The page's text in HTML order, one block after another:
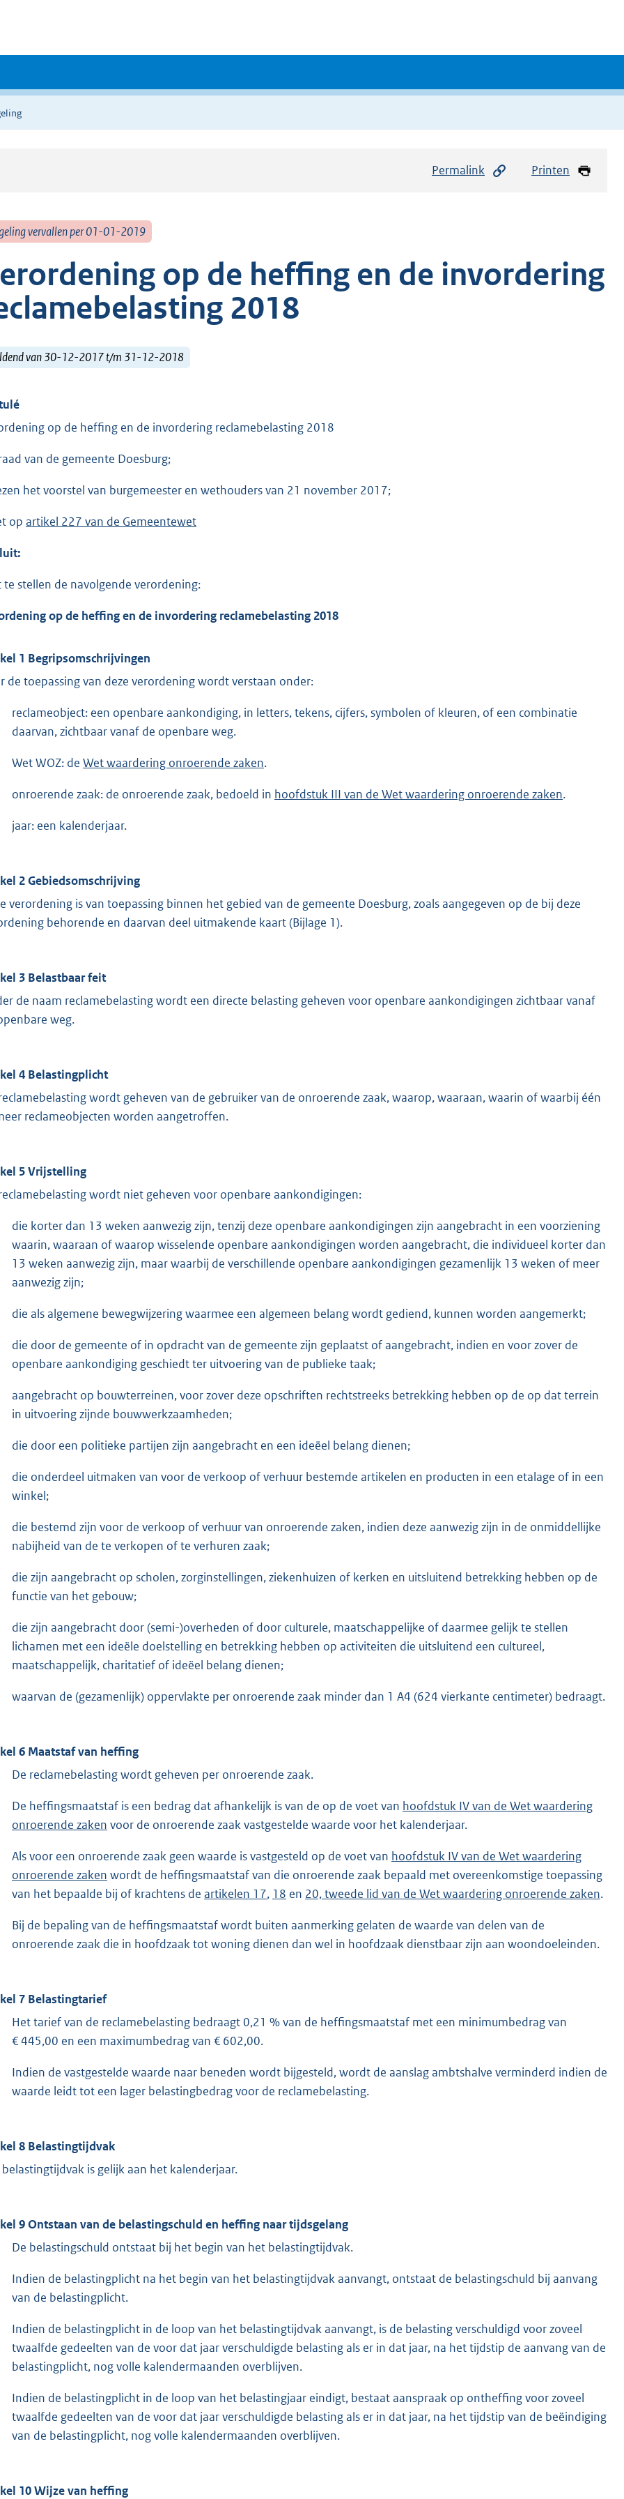
Permalink Printen
vervallen per 01-01-2019
op de heffing en de invordering
2018
van 30-12-2017 t/m 31-12-2018
op de heffing en de invordering reclamebelasting 2018
van de gemeente Doesburg;
het voorstel van burgemeester en wethouders van 21 november 2017;
op artikel 227 van de Gemeentewet
te stellen de navolgende verordening:
op de heffing en de invordering reclamebelasting 2018
1 Begripsomschrijvingen
de toepassing van deze verordening wordt verstaan onder:
reclameobject: een openbare aankondiging, in letters, tekens, cijfers, symbolen of kleuren, of een combinatie
daarvan, zichtbaar vanaf de openbare weg.
Wet WOZ: de Wet waardering onroerende zaken.
onroerende zaak: de onroerende zaak, bedoeld in hoofdstuk III van de Wet waardering onroerende zaken.
jaar: een kalenderjaar.
2 Gebiedsomschrijving
verordening is van toepassing binnen het gebied van de gemeente Doesburg, zoals aangegeven op de bij deze
behorende en daarvan deel uitmakende kaart (Bijlage 1).
3 Belastbaar feit
de naam reclamebelasting wordt een directe belasting geheven voor openbare aankondigingen zichtbaar vanaf
weg.
4 Belastingplicht
wordt geheven van de gebruiker van de onroerende zaak, waarop, waaraan, waarin of waarbij één
reclameobjecten worden aangetroffen.
5 Vrijstelling
wordt niet geheven voor openbare aankondigingen:
die korter dan 13 weken aanwezig zijn, tenzij deze openbare aankondigingen zijn aangebracht in een voorziening
waarin, waaraan of waarop wisselende openbare aankondigingen worden aangebracht, die individueel korter dan
13 weken aanwezig zijn, maar waarbij de verschillende openbare aankondigingen gezamenlijk 13 weken of meer
aanwezig zijn;
die als algemene bewegwijzering waarmee een algemeen belang wordt gediend, kunnen worden aangemerkt;
die door de gemeente of in opdracht van de gemeente zijn geplaatst of aangebracht, indien en voor zover de
openbare aankondiging geschiedt ter uitvoering van de publieke taak;
aangebracht op bouwterreinen, voor zover deze opschriften rechtstreeks betrekking hebben op de op dat terrein
in uitvoering zijnde bouwwerkzaamheden;
die door een politieke partijen zijn aangebracht en een ideëel belang dienen;
die onderdeel uitmaken van voor de verkoop of verhuur bestemde artikelen en producten in een etalage of in een
winkel;
die bestemd zijn voor de verkoop of verhuur van onroerende zaken, indien deze aanwezig zijn in de onmiddellijke
nabijheid van de te verkopen of te verhuren zaak;
die zijn aangebracht op scholen, zorginstellingen, ziekenhuizen of kerken en uitsluitend betrekking hebben op de
functie van het gebouw;
die zijn aangebracht door (semi-)overheden of door culturele, maatschappelijke of daarmee gelijk te stellen
lichamen met een ideële doelstelling en betrekking hebben op activiteiten die uitsluitend een cultureel,
maatschappelijk, charitatief of ideëel belang dienen;
waarvan de (gezamenlijk) oppervlakte per onroerende zaak minder dan 1 A4 (624 vierkante centimeter) bedraagt.
6 Maatstaf van heffing
De reclamebelasting wordt geheven per onroerende zaak.
De heffingsmaatstaf is een bedrag dat afhankelijk is van de op de voet van hoofdstuk IV van de Wet waardering
onroerende zaken voor de onroerende zaak vastgestelde waarde voor het kalenderjaar.
Als voor een onroerende zaak geen waarde is vastgesteld op de voet van hoofdstuk IV van de Wet waardering
onroerende zaken wordt de heffingsmaatstaf van die onroerende zaak bepaald met overeenkomstige toepassing
van het bepaalde bij of krachtens de artikelen 17, 18 en 20, tweede lid van de Wet waardering onroerende zaken.
Bij de bepaling van de heffingsmaatstaf wordt buiten aanmerking gelaten de waarde van delen van de
onroerende zaak die in hoofdzaak tot woning dienen dan wel in hoofdzaak dienstbaar zijn aan woondoeleinden.
7 Belastingtarief
Het tarief van de reclamebelasting bedraagt 0,21 % van de heffingsmaatstaf met een minimumbedrag van
€ 445,00 en een maximumbedrag van € 602,00.
Indien de vastgestelde waarde naar beneden wordt bijgesteld, wordt de aanslag ambtshalve verminderd indien de
waarde leidt tot een lager belastingbedrag voor de reclamebelasting.
8 Belastingtijdvak
is gelijk aan het kalenderjaar.
9 Ontstaan van de belastingschuld en heffing naar tijdsgelang
De belastingschuld ontstaat bij het begin van het belastingtijdvak.
Indien de belastingplicht na het begin van het belastingtijdvak aanvangt, ontstaat de belastingschuld bij aanvang
van de belastingplicht.
Indien de belastingplicht in de loop van het belastingtijdvak aanvangt, is de belasting verschuldigd voor zoveel
twaalfde gedeelten van de voor dat jaar verschuldigde belasting als er in dat jaar, na het tijdstip de aanvang van de
belastingplicht, nog volle kalendermaanden overblijven.
Indien de belastingplicht in de loop van het belastingjaar eindigt, bestaat aanspraak op ontheffing voor zoveel
twaalfde gedeelten van de voor dat jaar verschuldigde belasting als er in dat jaar, na het tijdstip van de beëindiging
van de belastingplicht, nog volle kalendermaanden overblijven.
10 Wijze van heffing